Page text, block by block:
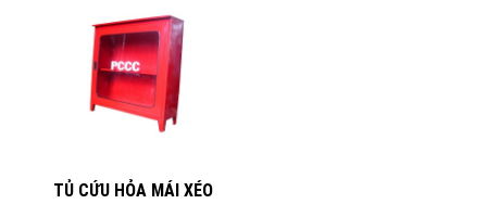
TỦ CỨU HỎA MÁI XÉO